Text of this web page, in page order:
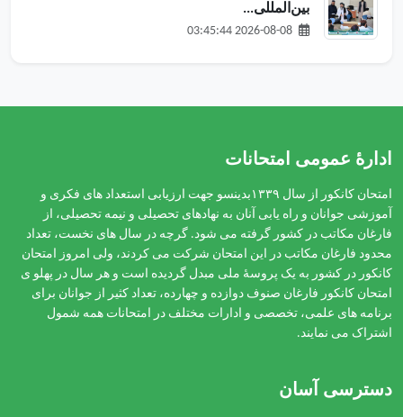
بین‌المللی...
ادارهٔ عمومی امتحانات
امتحان کانکور از سال ۱۳۳۹بدینسو جهت ارزیابی استعداد های فکری و
آموزشی جوانان و راه یابی آنان به نهادهای تحصیلی و نیمه تحصیلی، از
فارغان مکاتب در کشور گرفته می شود. گرچه در سال های نخست، تعداد
محدود فارغان مکاتب در این امتحان شرکت می کردند، ولی امروز امتحان
کانکور در کشور به یک پروسۀ ملی مبدل گردیده است و هر سال در پهلو ی
امتحان کانکور فارغان صنوف دوازده و چهارده، تعداد کثیر از جوانان برای
برنامه های علمی، تخصصی و ادارات مختلف در امتحانات همه شمول
اشتراک می نمایند.
دسترسی آسان